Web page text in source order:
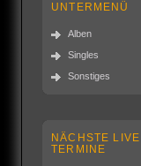
UNTERMENÜ
Alben
Singles
Sonstiges
NÄCHSTE LIVE
TERMINE